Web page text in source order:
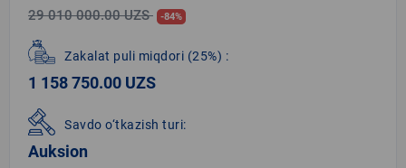
29 010 000.00 UZS -84%
Zakalat puli miqdori (25%) :
1 158 750.00 UZS
Savdo o‘tkazish turi:
Auksion